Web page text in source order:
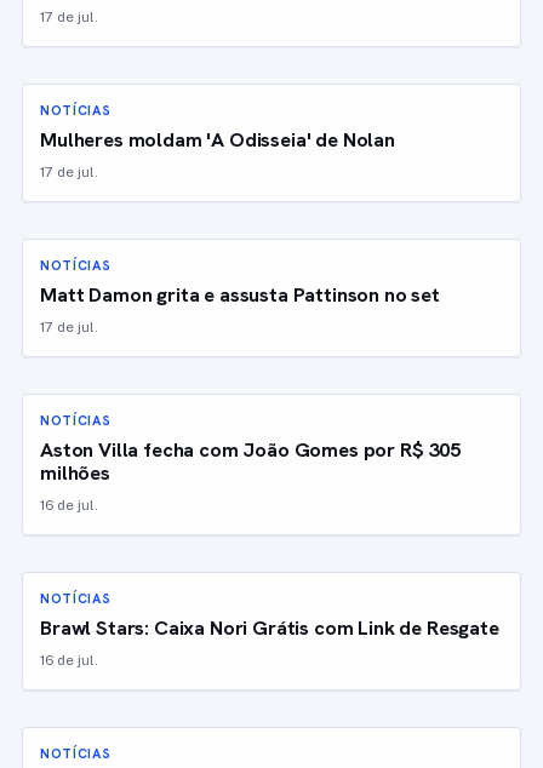
17 de jul.
NOTÍCIAS
Mulheres moldam 'A Odisseia' de Nolan
17 de jul.
NOTÍCIAS
Matt Damon grita e assusta Pattinson no set
17 de jul.
NOTÍCIAS
Aston Villa fecha com João Gomes por R$ 305
milhões
16 de jul.
NOTÍCIAS
Brawl Stars: Caixa Nori Grátis com Link de Resgate
16 de jul.
NOTÍCIAS